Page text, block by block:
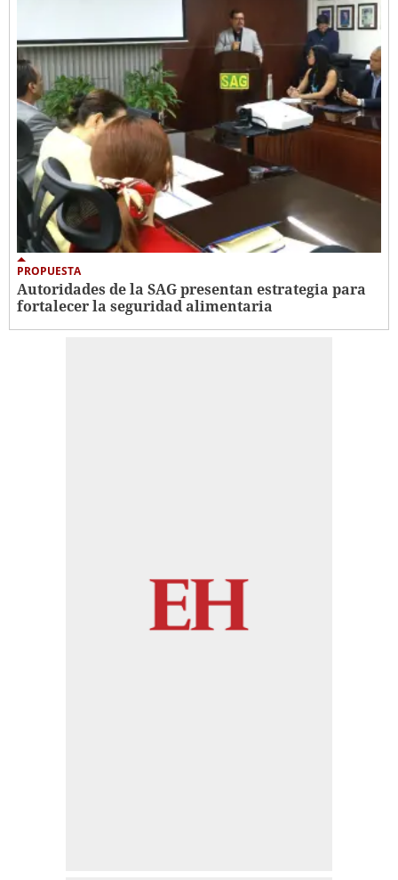
PROPUESTA
Autoridades de la SAG presentan estrategia para
fortalecer la seguridad alimentaria